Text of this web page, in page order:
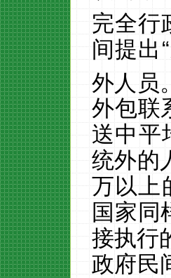
完全行
间提出
外人员
外包联
送中平
统外的
万以上
国家同
接执行
政府民